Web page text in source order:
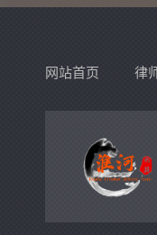
网站首页 律